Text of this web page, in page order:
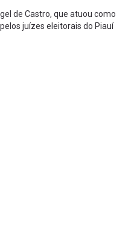
de Castro, que atuou como
juízes eleitorais do Piauí